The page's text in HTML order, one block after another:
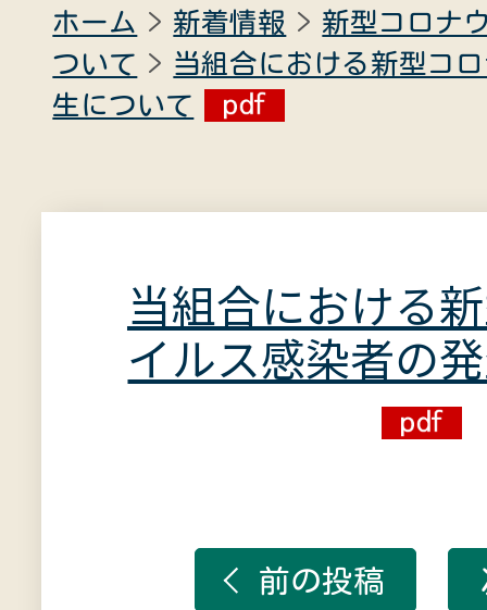
ホーム 新着情報
新型コロナ
ついて
当組合における新型コ
生について
当組合における
イルス感染者の
前の投稿